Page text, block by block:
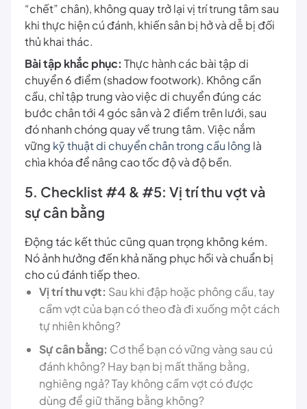
“chết” chân), không quay trở lại vị trí trung tâm sau
khi thực hiện cú đánh, khiến sân bị hở và dễ bị đối
thủ khai thác.
Bài tập khắc phục: Thực hành các bài tập di
chuyển 6 điểm (shadow footwork). Không cần
cầu, chỉ tập trung vào việc di chuyển đúng các
bước chân tới 4 góc sân và 2 điểm trên lưới, sau
đó nhanh chóng quay về trung tâm. Việc nắm
vững kỹ thuật di chuyển chân trong cầu lông là
chìa khóa để nâng cao tốc độ và độ bền.
5. Checklist #4 & #5: Vị trí thu vợt và
sự cân bằng
Động tác kết thúc cũng quan trọng không kém.
Nó ảnh hưởng đến khả năng phục hồi và chuẩn bị
cho cú đánh tiếp theo.
Vị trí thu vợt: Sau khi đập hoặc phông cầu, tay
cầm vợt của bạn có theo đà đi xuống một cách
tự nhiên không?
Sự cân bằng: Cơ thể bạn có vững vàng sau cú
đánh không? Hay bạn bị mất thăng bằng,
nghiêng ngả? Tay không cầm vợt có được
dùng để giữ thăng bằng không?